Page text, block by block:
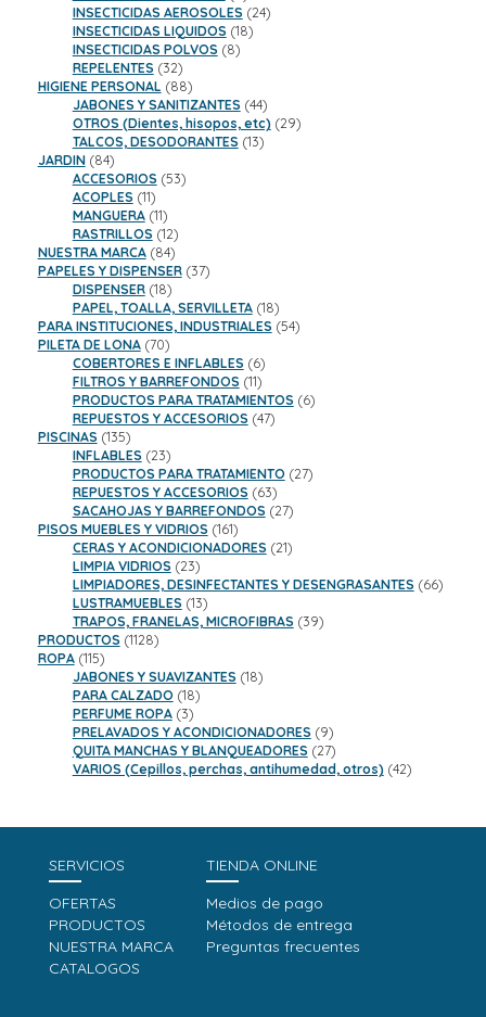
productos
INSECTICIDAS AEROSOLES 2424
INSECTICIDAS LIQUIDOS 1818
INSECTICIDAS POLVOS 88
REPELENTES 3232
productos
HIGIENE PERSONAL 8888
productos
JABONES Y SANITIZANTES 4444
productos
OTROS (Dientes, hisopos, etc) 2929
TALCOS, DESODORANTES 1313
JARDIN 8484
productos
ACCESORIOS 5353
ACOPLES 1111
productos
MANGUERA 1111
productos
RASTRILLOS 1212
productos
NUESTRA MARCA 8484
productos
PAPELES Y DISPENSER 3737
DISPENSER 1818
productos
PAPEL, TOALLA, SERVILLETA 1818
productos
PARA INSTITUCIONES, INDUSTRIALES 5454
PILETA DE LONA 7070
productos
COBERTORES E INFLABLES 66
productos
FILTROS Y BARREFONDOS 1111
productos
PRODUCTOS PARA TRATAMIENTOS 66
REPUESTOS Y ACCESORIOS 4747
PISCINAS 135135
productos
INFLABLES 2323
productos
PRODUCTOS PARA TRATAMIENTO 2727
REPUESTOS Y ACCESORIOS 6363
productos
SACAHOJAS Y BARREFONDOS 2727
PISOS MUEBLES Y VIDRIOS 161161
productos
CERAS Y ACONDICIONADORES 2121
LIMPIA VIDRIOS 2323
productos
LIMPIADORES, DESINFECTANTES Y DESENGRASANTES 6666
LUSTRAMUEBLES 1313
productos
TRAPOS, FRANELAS, MICROFIBRAS 3939
PRODUCTOS 11281128
ROPA 115115
productos
JABONES Y SUAVIZANTES 1818
PARA CALZADO 1818
PERFUME ROPA 33
productos
PRELAVADOS Y ACONDICIONADORES 99
productos
QUITA MANCHAS Y BLANQUEADORES 2727
productos
VARIOS (Cepillos, perchas, antihumedad, otros) 4242
SERVICIOS
OFERTAS
PRODUCTOS
NUESTRA MARCA
CATALOGOS
TIENDA ONLINE
Medios de pago
Métodos de entrega
Preguntas frecuentes